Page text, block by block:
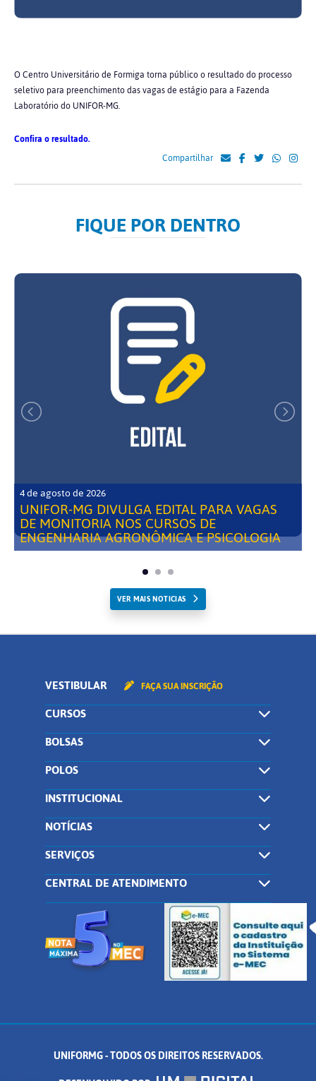
O Centro Universitário de Formiga torna público o resultado do processo
seletivo para preenchimento das vagas de estágio para a Fazenda
Laboratório do UNIFOR-MG.
Confira o resultado.
Compartilhar
FIQUE POR DENTRO
4 de agosto de 2026
UNIFOR-MG DIVULGA EDITAL PARA VAGAS
DE MONITORIA NOS CURSOS DE
ENGENHARIA AGRONÔMICA E PSICOLOGIA
VER MAIS NOTICIAS
VESTIBULAR FAÇA SUA INSCRIÇÃO
CURSOS
BOLSAS
POLOS
INSTITUCIONAL
NOTÍCIAS
SERVIÇOS
CENTRAL DE ATENDIMENTO
UNIFORMG - TODOS OS DIREITOS RESERVADOS.